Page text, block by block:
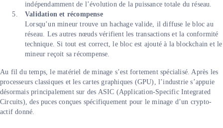
indépendamment de l’évolution de la puissance totale du réseau.
Validation et récompense
Lorsqu’un mineur trouve un hachage valide, il diffuse le bloc au
réseau. Les autres nœuds vérifient les transactions et la conformité
technique. Si tout est correct, le bloc est ajouté à la blockchain et le
mineur reçoit sa récompense.
Au fil du temps, le matériel de minage s’est fortement spécialisé. Après les
processeurs classiques et les cartes graphiques (GPU), l’industrie s’appuie
désormais principalement sur des ASIC (Application-Specific Integrated
Circuits), des puces conçues spécifiquement pour le minage d’un crypto-
actif donné.